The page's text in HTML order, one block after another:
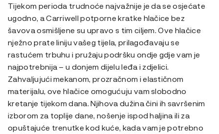
Tijekom perioda trudnoće najvažnije je da se osjećate
ugodno, a Carriwell potporne kratke hlačice bez
šavova osmišljene su upravo s tim ciljem. Ove hlačice
nježno prate liniju vašeg tijela, prilagođavaju se
rastućem trbuhu i pružaju podršku ondje gdje vam je
najpotrebnija – u donjem dijelu leđa i zdjelici.
Zahvaljujući mekanom, prozračnom i elastičnom
materijalu, ove hlačice omogućuju vam slobodno
kretanje tijekom dana. Njihova dužina čini ih savršenim
izborom za toplije dane, nošenje ispod haljina ili za
opuštajuće trenutke kod kuće, kada vam je potrebno